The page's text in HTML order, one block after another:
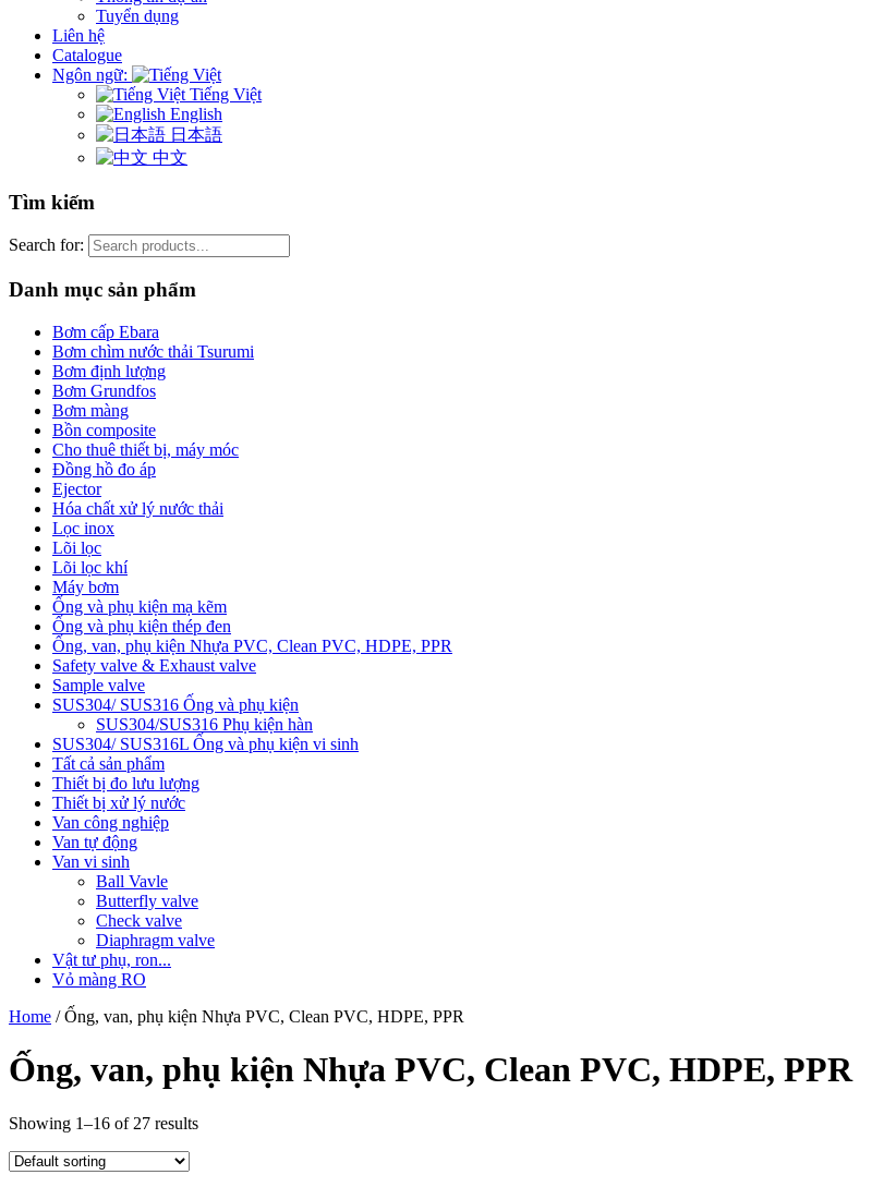
Tuyển dụng
Liên hệ
Catalogue
Ngôn ngữ:
Tiếng Việt
English
日本語
中文
Tìm kiếm
Search for:
Danh mục sản phẩm
Bơm cấp Ebara
Bơm chìm nước thải Tsurumi
Bơm định lượng
Bơm Grundfos
Bơm màng
Bồn composite
Cho thuê thiết bị, máy móc
Đồng hồ đo áp
Ejector
Hóa chất xử lý nước thải
Lọc inox
Lõi lọc
Lõi lọc khí
Máy bơm
Ống và phụ kiện mạ kẽm
Ống và phụ kiện thép đen
Ống, van, phụ kiện Nhựa PVC, Clean PVC, HDPE, PPR
Safety valve & Exhaust valve
Sample valve
SUS304/ SUS316 Ống và phụ kiện
SUS304/SUS316 Phụ kiện hàn
SUS304/ SUS316L Ống và phụ kiện vi sinh
Tất cả sản phẩm
Thiết bị đo lưu lượng
Thiết bị xử lý nước
Van công nghiệp
Van tự động
Van vi sinh
Ball Vavle
Butterfly valve
Check valve
Diaphragm valve
Vật tư phụ, ron...
Vỏ màng RO
Home / Ống, van, phụ kiện Nhựa PVC, Clean PVC, HDPE, PPR
Ống, van, phụ kiện Nhựa PVC, Clean PVC, HDPE, PPR
Showing 1–16 of 27 results